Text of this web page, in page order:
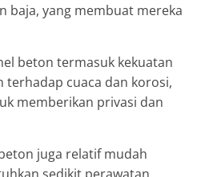
baja, yang membuat mereka
beton termasuk kekuatan
terhadap cuaca dan korosi,
memberikan privasi dan
juga relatif mudah